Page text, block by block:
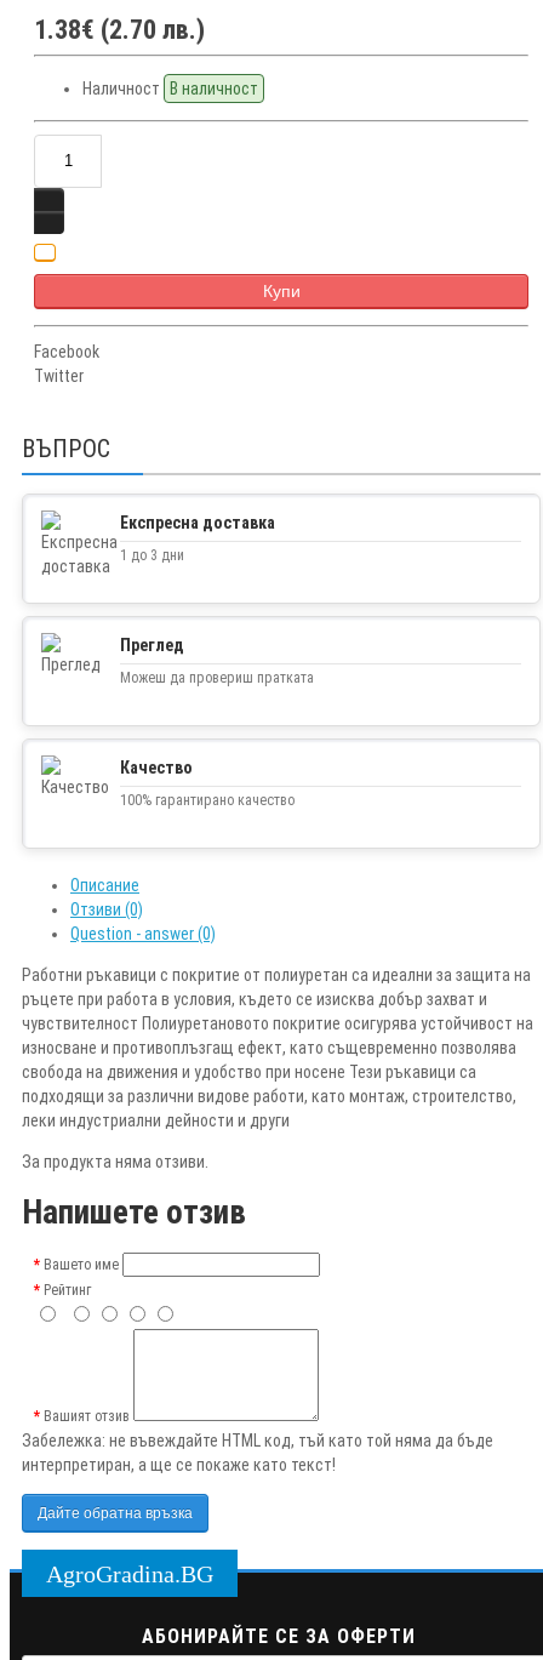
1.38€ (2.70 лв.)
Наличност В наличност
Купи
Facebook
Twitter
ВЪПРОС
Експресна доставка
1 до 3 дни
Преглед
Можеш да провериш пратката
Качество
100% гарантирано качество
Описание
Отзиви (0)
Question - answer (0)
Работни ръкавици с покритие от полиуретан са идеални за защита на
ръцете при работа в условия, където се изисква добър захват и
чувствителност Полиуретановото покритие осигурява устойчивост на
износване и противоплъзгащ ефект, като същевременно позволява
свобода на движения и удобство при носене Тези ръкавици са
подходящи за различни видове работи, като монтаж, строителство,
леки индустриални дейности и други
За продукта няма отзиви.
Напишете отзив
Вашето име
Рейтинг
Вашият отзив
Забележка: не въвеждайте HTML код, тъй като той няма да бъде
интерпретиран, а ще се покаже като текст!
Дайте обратна връзка
AgroGradina.BG
АБОНИРАЙТЕ СЕ ЗА ОФЕРТИ